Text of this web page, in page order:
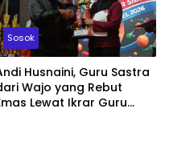
Sosok
Husnaini, Guru Sastra
Wajo yang Rebut
Lewat Ikrar Guru